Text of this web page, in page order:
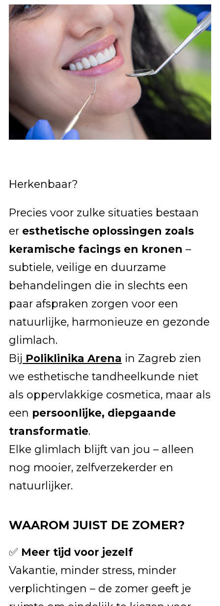
Herkenbaar?
Precies voor zulke situaties bestaan
er esthetische oplossingen zoals
keramische facings en kronen –
subtiele, veilige en duurzame
behandelingen die in slechts een
paar afspraken zorgen voor een
natuurlijke, harmonieuze en gezonde
glimlach.
Bij Poliklinika Arena in Zagreb zien
we esthetische tandheelkunde niet
als oppervlakkige cosmetica, maar als
een persoonlijke, diepgaande
transformatie.
Elke glimlach blijft van jou – alleen
nog mooier, zelfverzekerder en
natuurlijker.
WAAROM JUIST DE ZOMER?
✅ Meer tijd voor jezelf
Vakantie, minder stress, minder
verplichtingen – de zomer geeft je